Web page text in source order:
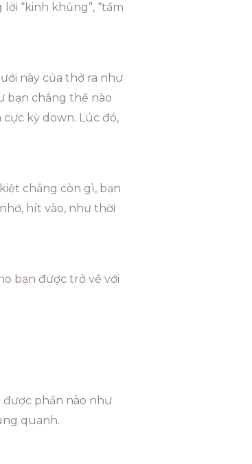
“kinh khủng”, “tầm
này của thở ra như
bạn chẳng thể nào
kỳ down. Lúc đó,
chẳng còn gì, bạn
hít vào, như thời
bạn được trở về với
được phần nào như
quanh.